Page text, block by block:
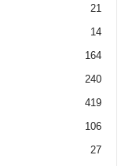
21
14
164
240
419
106
27